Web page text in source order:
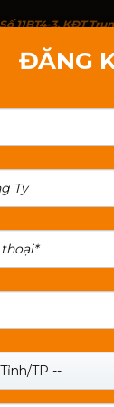
11BT4-3, KĐT
ĐĂNG
TP --